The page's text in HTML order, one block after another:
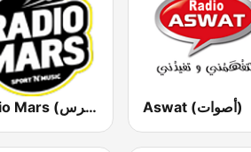
Radio Mars (راديو مرس) Aswat (أصوات)